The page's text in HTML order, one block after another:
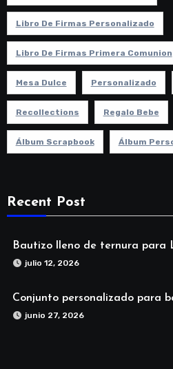
Libro De Firmas Personalizado
Libro De Firmas Primera Comunion
Mesa Dulce Personalizado
Recollections Regalo Bebe
Álbum Scrapbook Álbum
Recent Post
Bautizo lleno de ternura para
julio 12, 2026
Conjunto personalizado para
junio 27, 2026